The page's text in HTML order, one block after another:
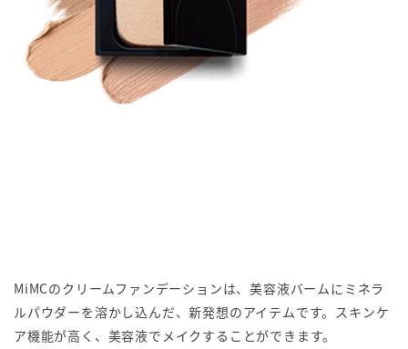
MiMCのクリームファンデーションは、美容液バームにミネラ
ルパウダーを溶かし込んだ、新発想のアイテムです。スキンケ
ア機能が高く、美容液でメイクすることができます。